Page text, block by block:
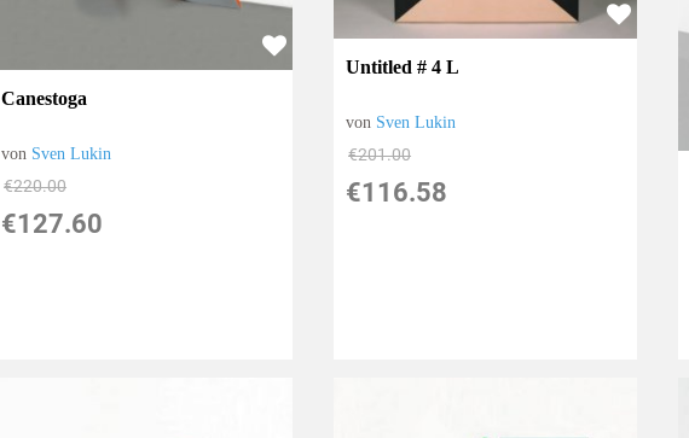
Canestoga
von Sven Lukin
€220.00
€127.60
Untitled # 4 L
von Sven Lukin
€201.00
€116.58